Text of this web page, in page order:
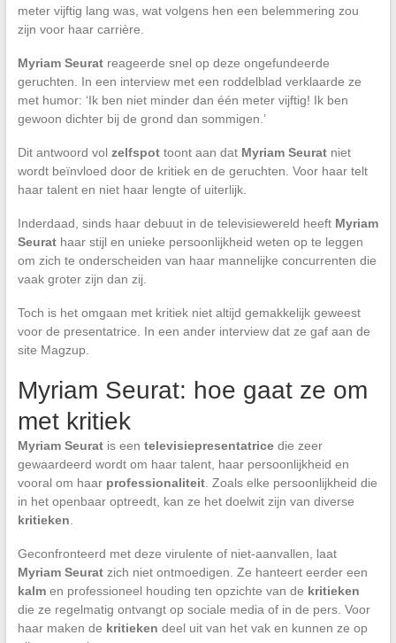
meter vijftig lang was, wat volgens hen een belemmering zou
zijn voor haar carrière.
Myriam Seuratreageerde snel op deze ongefundeerde
geruchten. In een interview met een roddelblad verklaarde ze
met humor: ‘Ik ben niet minder dan één meter vijftig! Ik ben
gewoon dichter bij de grond dan sommigen.’
Dit antwoord vol zelfspottoont aan dat Myriam Seuratniet
wordt beïnvloed door de kritiek en de geruchten. Voor haar telt
haar talent en niet haar lengte of uiterlijk.
Inderdaad, sinds haar debuut in de televisiewereld heeft Myriam
Seurathaar stijl en unieke persoonlijkheid weten op te leggen
om zich te onderscheiden van haar mannelijke concurrenten die
vaak groter zijn dan zij.
Toch is het omgaan met kritiek niet altijd gemakkelijk geweest
voor de presentatrice. In een ander interview dat ze gaf aan de
site Magzup.
Myriam Seurat: hoe gaat ze om
met kritiek
Myriam Seuratis een televisiepresentatricedie zeer
gewaardeerd wordt om haar talent, haar persoonlijkheid en
vooral om haar professionaliteit. Zoals elke persoonlijkheid die
in het openbaar optreedt, kan ze het doelwit zijn van diverse
kritieken
Geconfronteerd met deze virulente of niet-aanvallen, laat
Myriam Seuratzich niet ontmoedigen. Ze hanteert eerder een
kalmen professioneel houding ten opzichte van de kritieken
die ze regelmatig ontvangt op sociale media of in de pers. Voor
haar maken de kritieken deel uit van het vak en kunnen ze op